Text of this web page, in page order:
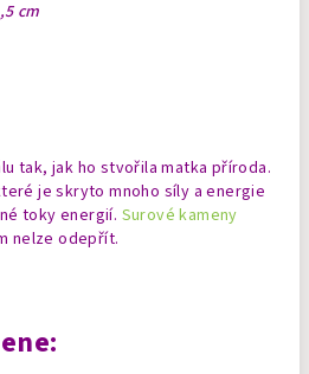
cm
tak, jak ho stvořila matka příroda.
je skryto mnoho síly a energie
toky energií. Surové kameny
nelze odepřít.